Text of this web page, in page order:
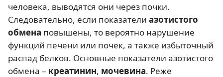
человека, выводятся они через почки.
Следовательно, если показатели азотистого
обмена повышены, то вероятно нарушение
функций печени или почек, а также избыточный
распад белков. Основные показатели азотистого
обмена – креатинин, мочевина. Реже